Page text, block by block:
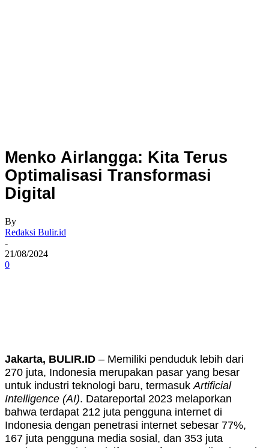
Menko Airlangga: Kita Terus
Optimalisasi Transformasi
Digital
By
Redaksi Bulir.id
-
21/08/2024
0
Jakarta, BULIR.ID – Memiliki penduduk lebih dari
270 juta, Indonesia merupakan pasar yang besar
untuk industri teknologi baru, termasuk Artificial
Intelligence (AI). Datareportal 2023 melaporkan
bahwa terdapat 212 juta pengguna internet di
Indonesia dengan penetrasi internet sebesar 77%,
167 juta pengguna media sosial, dan 353 juta